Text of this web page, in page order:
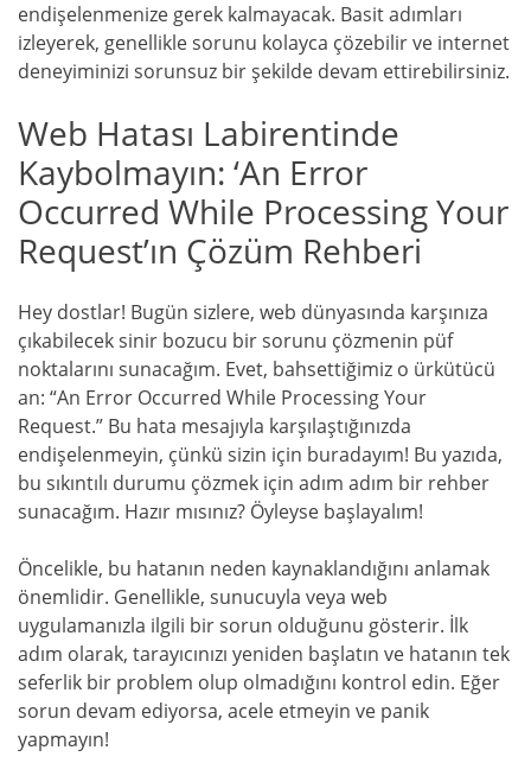
endişelenmenize gerek kalmayacak. Basit adımları
izleyerek, genellikle sorunu kolayca çözebilir ve internet
deneyiminizi sorunsuz bir şekilde devam ettirebilirsiniz.
Web Hatası Labirentinde
Kaybolmayın: ‘An Error
Occurred While Processing Your
Request’ın Çözüm Rehberi
Hey dostlar! Bugün sizlere, web dünyasında karşınıza
çıkabilecek sinir bozucu bir sorunu çözmenin püf
noktalarını sunacağım. Evet, bahsettiğimiz o ürkütücü
an: “An Error Occurred While Processing Your
Request.” Bu hata mesajıyla karşılaştığınızda
endişelenmeyin, çünkü sizin için buradayım! Bu yazıda,
bu sıkıntılı durumu çözmek için adım adım bir rehber
sunacağım. Hazır mısınız? Öyleyse başlayalım!
Öncelikle, bu hatanın neden kaynaklandığını anlamak
önemlidir. Genellikle, sunucuyla veya web
uygulamanızla ilgili bir sorun olduğunu gösterir. İlk
adım olarak, tarayıcınızı yeniden başlatın ve hatanın tek
seferlik bir problem olup olmadığını kontrol edin. Eğer
sorun devam ediyorsa, acele etmeyin ve panik
yapmayın!